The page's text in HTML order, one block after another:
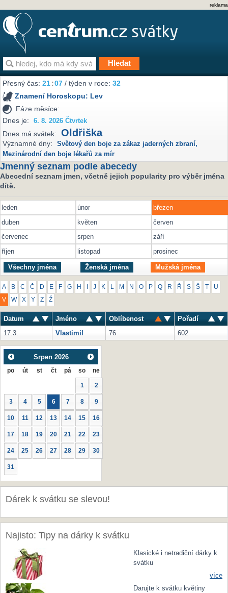
reklama
Přesný čas:21:07 / týden v roce:32
Znamení Horoskopu: Lev
Fáze měsíce:
Dnes je:
6. 8. 2026 Čtvrtek
Dnes má svátek: Oldřiška
Významné dny: Světový den boje za zákaz jaderných zbraní,
Mezinárodní den boje lékařů za mír
Jmenný seznam podle abecedy
Abecední seznam jmen, včetně jejich popularity pro výběr jména
dítě.
leden únor
březen
duben
květen
červen
červenec
srpen
září
říjen
listopad prosinec
Všechny jména Ženská jména Mužská jména
A B C Č D E F G H J K M N O P Q R Ř S Š U
V W X Y Z Ž
Datum Jméno Oblíbenost
Pořadí
17.3.
Vlastimil 76 602
Srpen 2026
po út st čt pá so ne
1 2
3 4 5 6 7 8 9
10 11 12 13 14 15 16
17 18 19 20 21 22 23
24 25 26 27 28 29 30
31
Dárek k svátku se slevou!
Najisto: Tipy na dárky k svátku
Klasické i netradiční dárky k
svátku
více
Darujte k svátku květiny